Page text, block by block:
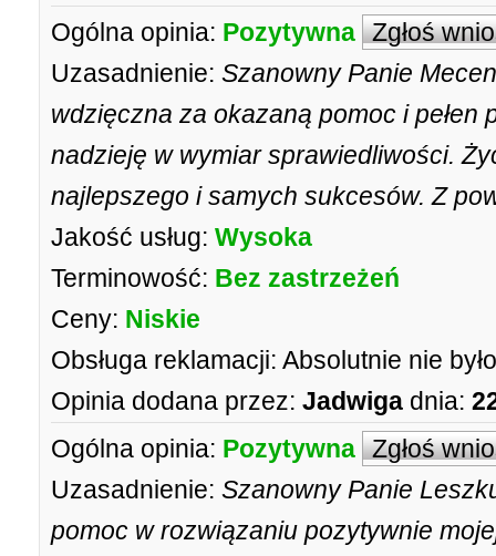
Ogólna opinia: Pozytywna Zgłoś
Uzasadnienie: Szanowny Panie
wdzięczna za okazaną pomoc i pełen
nadzieję w wymiar sprawiedliwości.
najlepszego i samych sukcesów. Z
Jakość usług: Wysoka
Terminowość: Bez zastrzeżeń
Ceny: Niskie
Obsługa reklamacji: Absolutnie nie
Opinia dodana przez: Jadwiga dnia:
Ogólna opinia: Pozytywna Zgłoś
Uzasadnienie: Szanowny Panie
pomoc w rozwiązaniu pozytywnie